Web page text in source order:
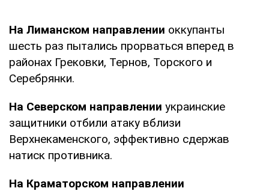
На Лиманском направлении оккупанты
шесть раз пытались прорваться вперед в
районах Грековки, Тернов, Торского и
Серебрянки.
На Северском направлении украинские
защитники отбили атаку вблизи
Верхнекаменского, эффективно сдержав
натиск противника.
На Краматорском направлении